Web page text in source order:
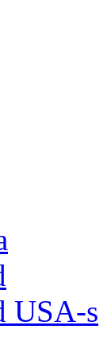
USA-s